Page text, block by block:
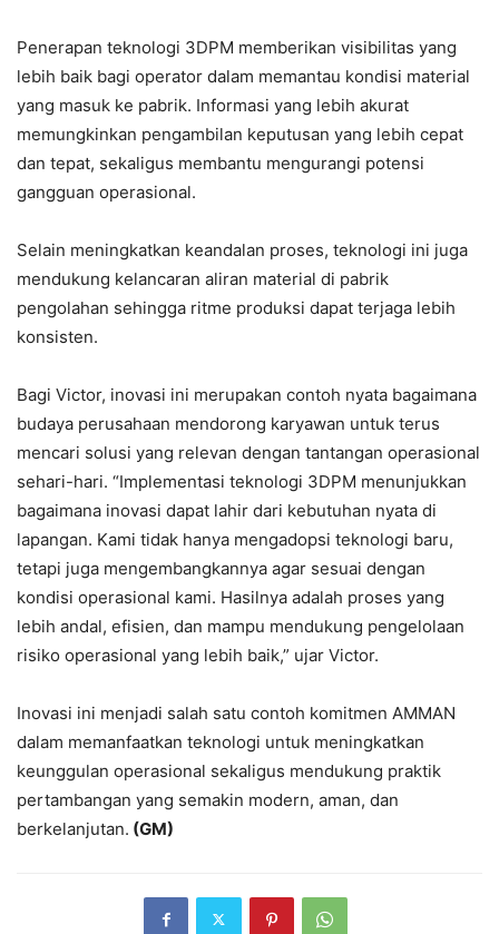
Penerapan teknologi 3DPM memberikan visibilitas yang
lebih baik bagi operator dalam memantau kondisi material
yang masuk ke pabrik. Informasi yang lebih akurat
memungkinkan pengambilan keputusan yang lebih cepat
dan tepat, sekaligus membantu mengurangi potensi
gangguan operasional.
Selain meningkatkan keandalan proses, teknologi ini juga
mendukung kelancaran aliran material di pabrik
pengolahan sehingga ritme produksi dapat terjaga lebih
konsisten.
Bagi Victor, inovasi ini merupakan contoh nyata bagaimana
budaya perusahaan mendorong karyawan untuk terus
mencari solusi yang relevan dengan tantangan operasional
sehari-hari. “Implementasi teknologi 3DPM menunjukkan
bagaimana inovasi dapat lahir dari kebutuhan nyata di
lapangan. Kami tidak hanya mengadopsi teknologi baru,
tetapi juga mengembangkannya agar sesuai dengan
kondisi operasional kami. Hasilnya adalah proses yang
lebih andal, efisien, dan mampu mendukung pengelolaan
risiko operasional yang lebih baik,” ujar Victor.
Inovasi ini menjadi salah satu contoh komitmen AMMAN
dalam memanfaatkan teknologi untuk meningkatkan
keunggulan operasional sekaligus mendukung praktik
pertambangan yang semakin modern, aman, dan
berkelanjutan. (GM)